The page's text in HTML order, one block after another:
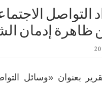
التواصل
ظاهرة إدمان
بعنوان «وسائل